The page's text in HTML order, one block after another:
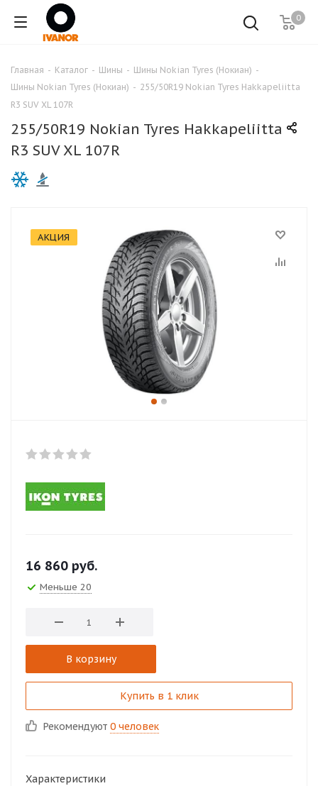
0
Главная - Каталог - Шины - Шины Nokian Tyres (Нокиан) -
Шины Nokian Tyres (Нокиан) - 255/50R19 Nokian Tyres Hakkapeliitta
R3 SUV XL 107R
255/50R19 Nokian Tyres Hakkapeliitta
R3 SUV XL 107R
АКЦИЯ
16 860 руб.
Меньше 20
В корзину
Купить в 1 клик
Рекомендуют 0 человек
Характеристики